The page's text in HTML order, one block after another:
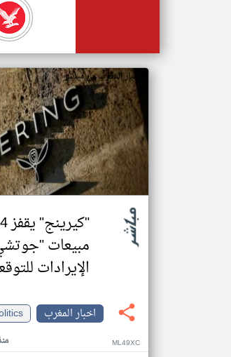
اخبار المغرب من مباشر
مبيعات
الإيرادات
اخبار المغرب
منذ ML49XC